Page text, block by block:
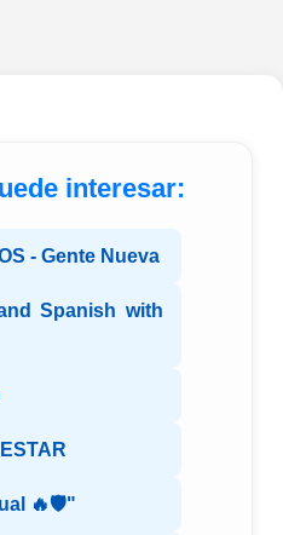
interesar:
- Gente Nueva
Spanish with
🔥🛡️"